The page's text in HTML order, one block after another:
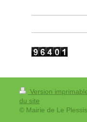
Version
du site
© Mairie de Le